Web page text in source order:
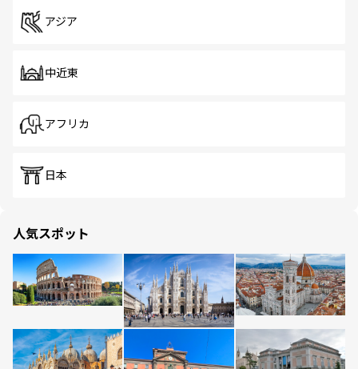
アジア
中近東
アフリカ
日本
人気スポット